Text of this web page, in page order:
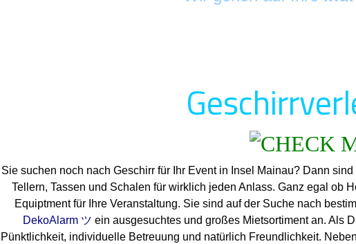
Sie suchen noch nach Geschirr für Ihr Event in Insel Mainau? Dann sind
Tellern, Tassen und Schalen für wirklich jeden Anlass. Ganz egal ob
Equiptment für Ihre Veranstaltung. Sie sind auf der Suche nach
DekoAlarm ツ ein ausgesuchtes und großes Mietsortiment an. Als
Pünktlichkeit, individuelle Betreuung und natürlich Freundlichkeit.